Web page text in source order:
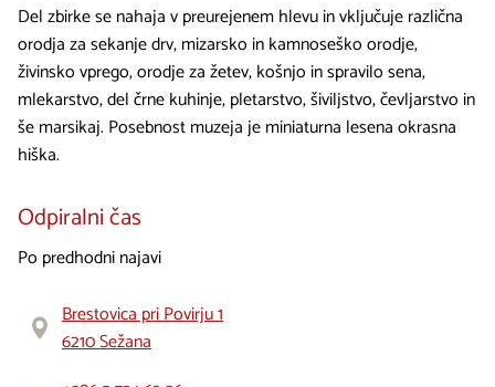
Del zbirke se nahaja v preurejenem hlevu in vključuje različna
orodja za sekanje drv, mizarsko in kamnoseško orodje,
živinsko vprego, orodje za žetev, košnjo in spravilo sena,
mlekarstvo, del črne kuhinje, pletarstvo, šiviljstvo, čevljarstvo in
še marsikaj. Posebnost muzeja je miniaturna lesena okrasna
hiška.
Odpiralni čas
Po predhodni najavi
Brestovica pri Povirju 1
6210 Sežana